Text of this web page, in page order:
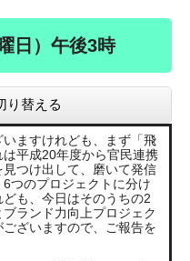
日）午後3時
り替える
ますけれども、まず「飛
平成20年度から官民連携
つけ出して、磨いて発信
つのプロジェクトに分け
も、今日はそのうちの2
ランド力向上プロジェク
ざいますので、ご報告を